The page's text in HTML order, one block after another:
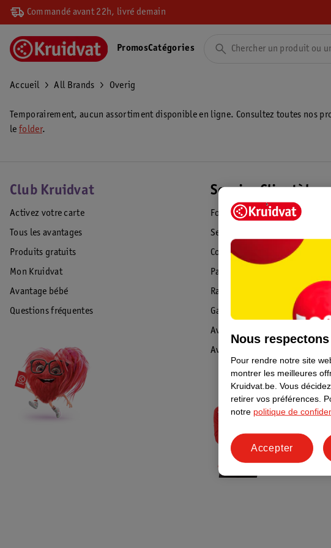
Commandé avant 22h, livré demain
PromosCatégories
Accueil All Brands Overig
Temporairement, aucun assortiment disponible en ligne. Consultez toutes nos
le folder.
Club Kruidvat
Activez votre carte
Tous les avantages
Produits gratuits
Mon Kruidvat
Avantage bébé
Questions fréquentes
Service Clientèle
Foire aux questions
Service Clientèle
Commande & Livraison
Paiement
Rappel & Retour
Garantie
Avis de sécurité
Avis
Nous
Pour rendre notre site
montrer les meilleures
Kruidvat.be. Vous
retirer vos préférences.
notre politique de
Accepter